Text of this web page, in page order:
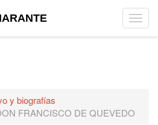
y biografías
FRANCISCO DE QUEVEDO